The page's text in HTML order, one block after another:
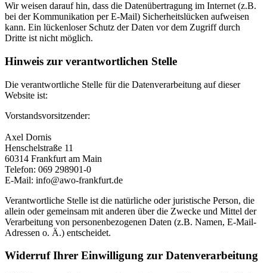
Wir weisen darauf hin, dass die Datenübertragung im Internet (z.B.
bei der Kommunikation per E-Mail) Sicherheitslücken aufweisen
kann. Ein lückenloser Schutz der Daten vor dem Zugriff durch
Dritte ist nicht möglich.
Hinweis zur verantwortlichen Stelle
Die verantwortliche Stelle für die Datenverarbeitung auf dieser
Website ist:
Vorstandsvorsitzender:
Axel Dornis
Henschelstraße 11
60314 Frankfurt am Main
Telefon: 069 298901-0
E-Mail: info@awo-frankfurt.de
Verantwortliche Stelle ist die natürliche oder juristische Person, die
allein oder gemeinsam mit anderen über die Zwecke und Mittel der
Verarbeitung von personenbezogenen Daten (z.B. Namen, E-Mail-
Adressen o. Ä.) entscheidet.
Widerruf Ihrer Einwilligung zur Datenverarbeitung